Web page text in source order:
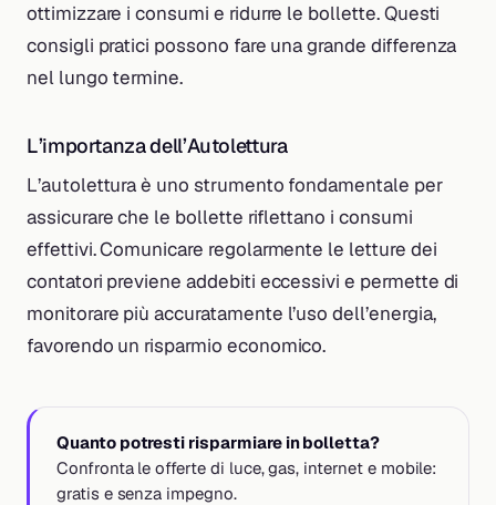
ottimizzare i consumi e ridurre le bollette. Questi
consigli pratici possono fare una grande differenza
nel lungo termine.
L’importanza dell’Autolettura
L’autolettura è uno strumento fondamentale per
assicurare che le bollette riflettano i consumi
effettivi. Comunicare regolarmente le letture dei
contatori previene addebiti eccessivi e permette di
monitorare più accuratamente l’uso dell’energia,
favorendo un risparmio economico.
Quanto potresti risparmiare in bolletta?
Confronta le offerte di luce, gas, internet e mobile:
gratis e senza impegno.